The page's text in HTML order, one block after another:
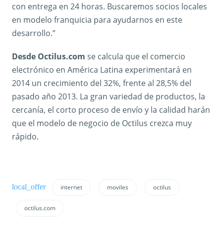
con entrega en 24 horas. Buscaremos socios locales
en modelo franquicia para ayudarnos en este
desarrollo.”
Desde Octilus.com se calcula que el comercio
electrónico en América Latina experimentará en
2014 un crecimiento del 32%, frente al 28,5% del
pasado año 2013. La gran variedad de productos, la
cercanía, el corto proceso de envío y la calidad harán
que el modelo de negocio de Octilus crezca muy
rápido.
internet moviles octilus
octilus.com